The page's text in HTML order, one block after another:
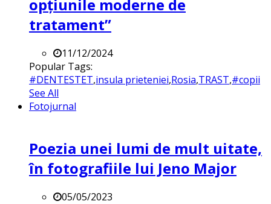
opțiunile moderne de
tratament”
11/12/2024
Popular Tags:
#DENTESTET,insula prieteniei,Rosia,TRAST,#copii
See All
Fotojurnal
Poezia unei lumi de mult uitate,
în fotografiile lui Jeno Major
05/05/2023